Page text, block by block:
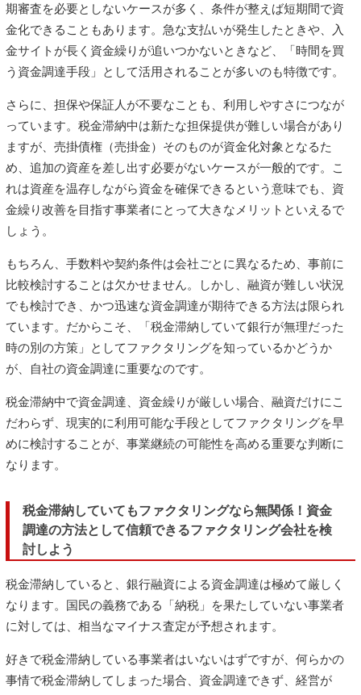
期審査を必要としないケースが多く、条件が整えば短期間で資
金化できることもあります。急な支払いが発生したときや、入
金サイトが長く資金繰りが追いつかないときなど、「時間を買
う資金調達手段」として活用されることが多いのも特徴です。
さらに、担保や保証人が不要なことも、利用しやすさにつなが
っています。税金滞納中は新たな担保提供が難しい場合があり
ますが、売掛債権（売掛金）そのものが資金化対象となるた
め、追加の資産を差し出す必要がないケースが一般的です。こ
れは資産を温存しながら資金を確保できるという意味でも、資
金繰り改善を目指す事業者にとって大きなメリットといえるで
しょう。
もちろん、手数料や契約条件は会社ごとに異なるため、事前に
比較検討することは欠かせません。しかし、融資が難しい状況
でも検討でき、かつ迅速な資金調達が期待できる方法は限られ
ています。だからこそ、「税金滞納していて銀行が無理だった
時の別の方策」としてファクタリングを知っているかどうか
が、自社の資金調達に重要なのです。
税金滞納中で資金調達、資金繰りが厳しい場合、融資だけにこ
だわらず、現実的に利用可能な手段としてファクタリングを早
めに検討することが、事業継続の可能性を高める重要な判断に
なります。
税金滞納していてもファクタリングなら無関係！資金
調達の方法として信頼できるファクタリング会社を検
討しよう
税金滞納していると、銀行融資による資金調達は極めて厳しく
なります。国民の義務である「納税」を果たしていない事業者
に対しては、相当なマイナス査定が予想されます。
好きで税金滞納している事業者はいないはずですが、何らかの
事情で税金滞納してしまった場合、資金調達できず、経営が